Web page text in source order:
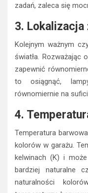
zadań, zaleca się
3. Lokalizacja
Kolejnym ważnym
światła. Rozważając
zapewnić
to osiągnąć,
równomiernie na
4.
Temperatura
kolorów w garażu.
kelwinach (K) i
bardziej naturalne
naturalności